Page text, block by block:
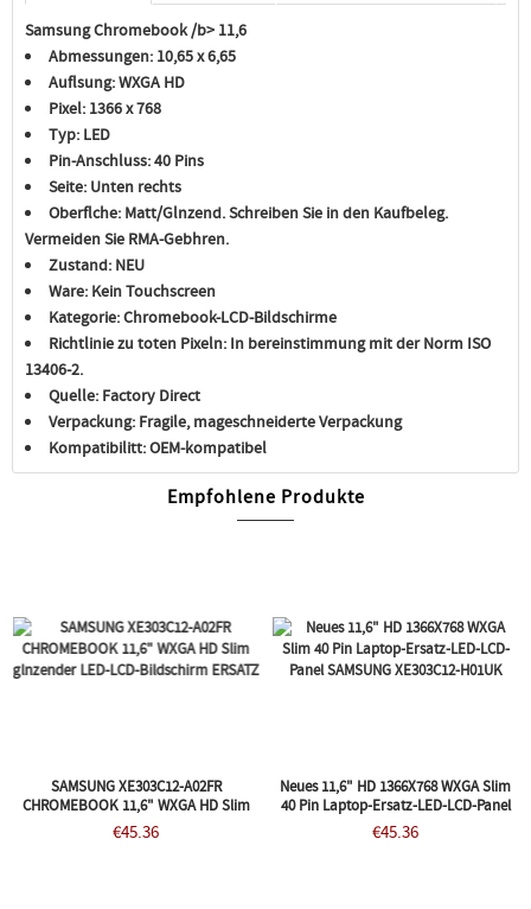
Samsung Chromebook /b> 11,6
Abmessungen: 10,65 x 6,65
Auflsung:WXGA HD
Pixel: 1366 x 768
Typ: LED
Pin-Anschluss:40 Pins
Seite: Unten rechts
Oberflche: Matt/Glnzend. Schreiben Sie in den Kaufbeleg.
Vermeiden Sie RMA-Gebhren.
Zustand: NEU
Ware: Kein Touchscreen
Kategorie:Chromebook-LCD-Bildschirme
Richtlinie zu toten Pixeln: In bereinstimmung mit der Norm ISO
13406-2.
Quelle: Factory Direct
Verpackung: Fragile, mageschneiderte Verpackung
Kompatibilitt:OEM-kompatibel
Empfohlene Produkte
SAMSUNG XE303C12-A02FR
CHROMEBOOK 11,6" WXGA HD Slim
Glnzender LED-LCD-Bildschirm ERSATZ
€45.36
Neues 11,6" HD 1366X768 WXGA Slim
40 Pin Laptop-Ersatz-LED-LCD-Panel
SAMSUNG XE303C12-H01UK
€45.36